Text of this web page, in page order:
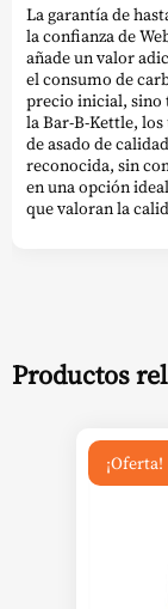
La garantía de
la confianza de
añade un valor
el consumo de
precio inicial, sino
la Bar-B-Kettle,
de asado de
reconocida, sin
en una opción
que valoran la
Productos
¡Oferta!